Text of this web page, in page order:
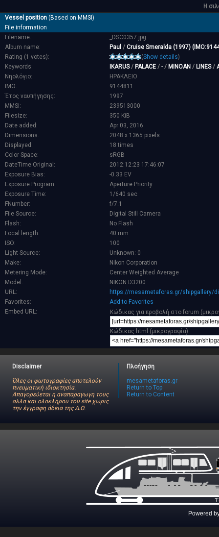
Η
Vessel position (Based on MMSI)
File information
Filename:
_DSC0357.jpg
Album name:
Paul / Cruise Smeralda (1997)
Rating (1 votes):
(Show details)
Keywords:
IKARUS/ PALACE / -/ MINOAN / LINES/
Νηολόγιο:
ΗΡΑΚΛΕΙΟ
IMO:
9144811
Έτος ναυπήγησης:
1997
MMSI:
239513000
Filesize:
350 KiB
Date added:
Apr 03, 2016
Dimensions:
2048 x 1365 pixels
Displayed:
18 times
Color Space:
sRGB
DateTime Original:
2012:12:23 17:46:07
Exposure Bias:
-0.33 EV
Exposure Program:
Aperture Priority
Exposure Time:
1/640 sec
FNumber:
f/7.1
File Source:
Digital Still Camera
Flash:
No Flash
Focal length:
40 mm
ISO:
100
Light Source:
Unknown: 0
Make:
Nikon Corporation
Metering Mode:
Center Weighted Average
Model:
NIKON D3200
URL:
https://mesametaforas.gr/shipgallery/
Favorites:
Add to Favorites
Embed URL:
Κώδικας για προβολή στο forum
Κώδικας html (μικρογραφία)
Disclaimer
Όλες οι φωτογραφίες αποτελούν
πνευματική ιδιοκτησία.
Απαγορεύεται η αναπαραγωγη τους
αλλα και ολοκληρου του site χωρις
την έγγραφη άδεια της Δ.Ο.
Πλοήγηση
mesametaforas.gr
Return to Top
Return to Content
Powered